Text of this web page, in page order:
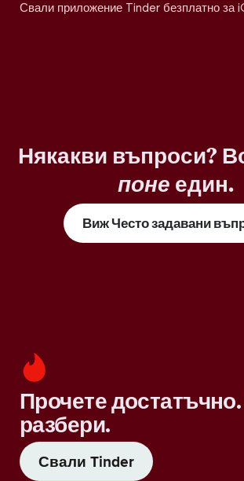
Свали приложение Tinder безплатно за
Някакви въпроси?
поне един.
Виж Често задавани
Прочете
разбери.
Свали Tinder